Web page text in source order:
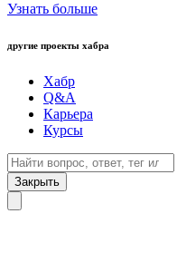
Узнать больше
другие проекты хабра
Хабр
Q&A
Карьера
Курсы
Закрыть